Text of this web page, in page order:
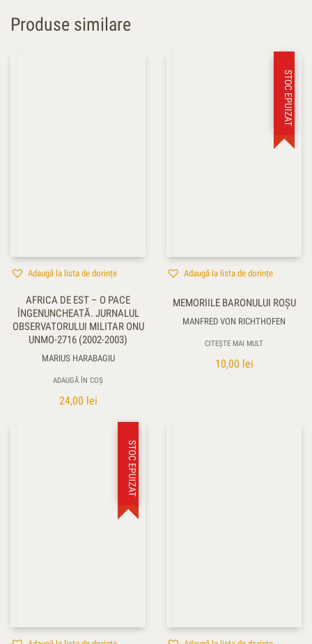
Produse similare
Adaugă la lista de dorințe
AFRICA DE EST – O PACE
ÎNGENUNCHEATĂ. JURNALUL
OBSERVATORULUI MILITAR ONU
UNMO-2716 (2002-2003)
MARIUS HARABAGIU
ADAUGĂ ÎN COȘ
24,00 lei
STOC EPUIZAT
Adaugă la lista de dorințe
MEMORIILE BARONULUI ROŞU
MANFRED VON RICHTHOFEN
CITEȘTE MAI MULT
10,00 lei
STOC EPUIZAT